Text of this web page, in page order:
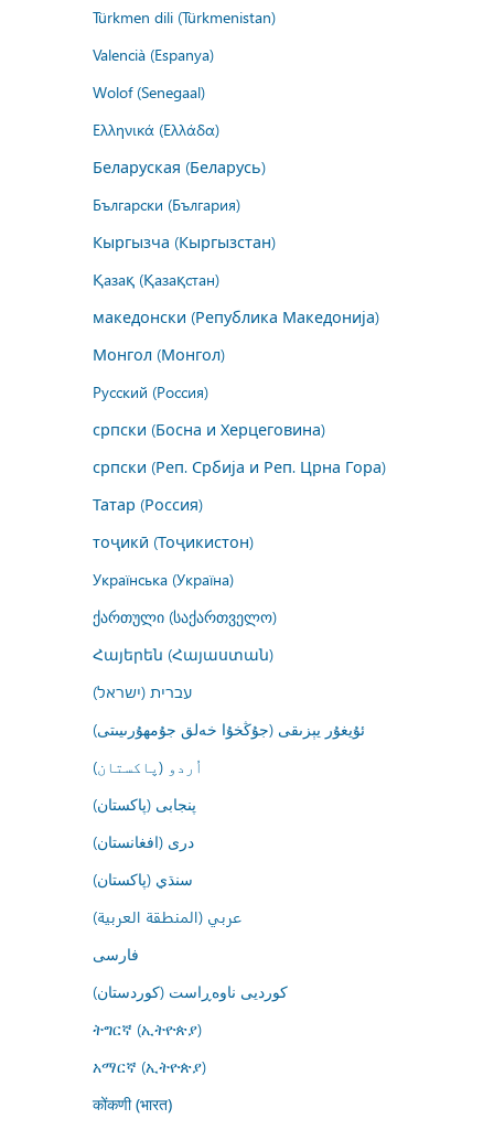
Türkmen dili (Türkmenistan)
Valencià (Espanya)
Wolof (Senegaal)
Ελληνικά (Ελλάδα)
Беларуская (Беларусь)
Български (България)
Кыргызча (Кыргызстан)
Қазақ (Қазақстан)
македонски (Република Македонија)
Монгол (Монгол)
Русский (Россия)
српски (Босна и Херцеговина)
српски (Реп. Србија и Реп. Црна Гора)
Татар (Россия)
тоҷикӣ (Тоҷикистон)
Українська (Україна)
ქართული (საქართველო)
Հայերեն (Հայաստան)
עברית (ישראל)
ئۇيغۇر يېزىقى (جۇڭخۇا خەلق جۇمھۇرىيىتى)
اُردو (پاکستان)
پنجابی (پاکستان)
درى (افغانستان)
سنڌي (پاکستان)
عربي (المنطقة العربية)
فارسى
کوردیی ناوەڕاست (کوردستان)
ትግርኛ (ኢትዮጵያ)
አማርኛ (ኢትዮጵያ)
कोंकणी (भारत)